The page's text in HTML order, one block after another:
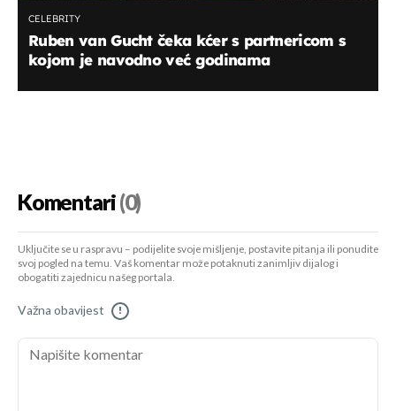
CELEBRITY
Ruben van Gucht čeka kćer s partnericom s
kojom je navodno već godinama
Komentari(0)
Uključite se u raspravu – podijelite svoje mišljenje, postavite pitanja ili ponudite
svoj pogled na temu. Vaš komentar može potaknuti zanimljiv dijalog i
obogatiti zajednicu našeg portala.
Važna obavijest !